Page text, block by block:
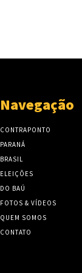
Navegação
CONTRAPONTO
PARANÁ
BRASIL
ELEIÇÕES
DO BAÚ
FOTOS & VÍDEOS
QUEM SOMOS
CONTATO